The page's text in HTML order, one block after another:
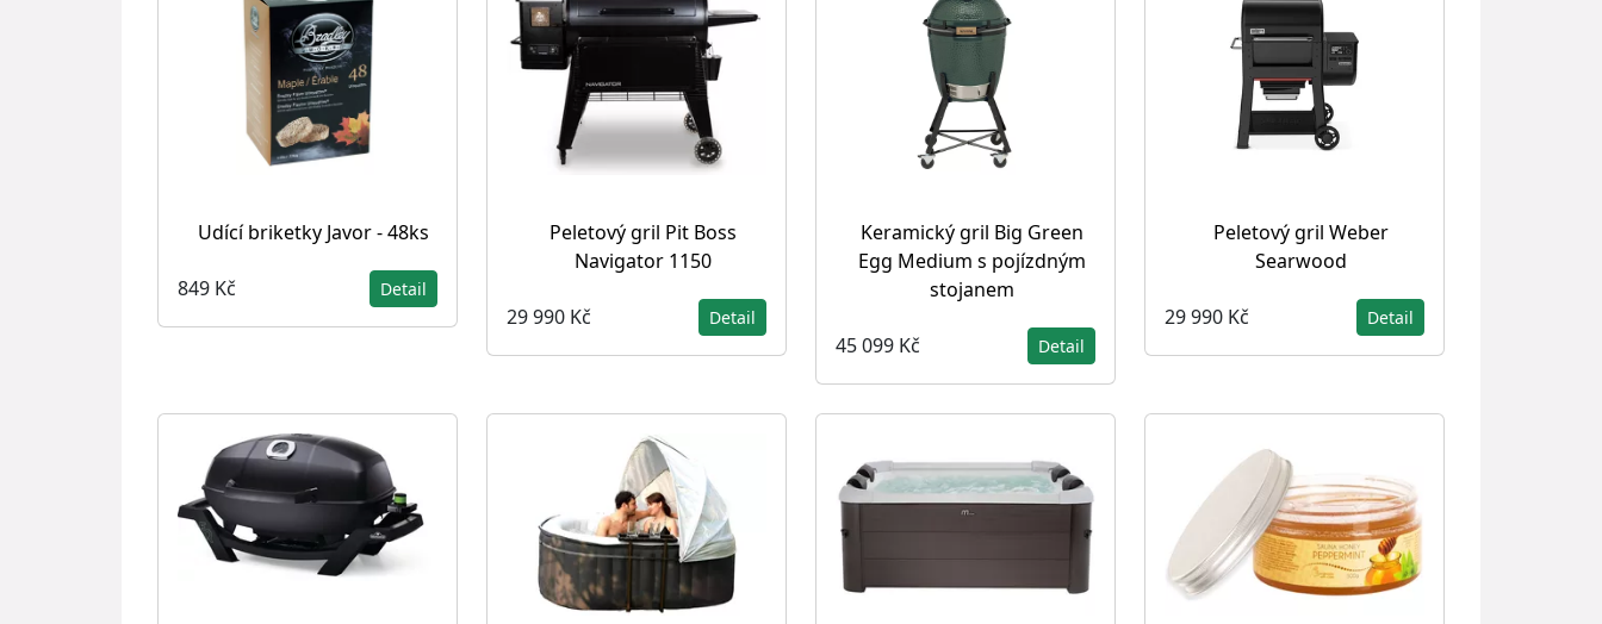
Udící briketky Javor - 48ks
849 Kč Detail
Peletový gril Pit Boss
Navigator 1150
29 990 Kč Detail
Keramický gril Big Green
Egg Medium s pojízdným
stojanem
45 099 Kč Detail
Peletový gril Weber
Searwood
29 990 Kč Detail